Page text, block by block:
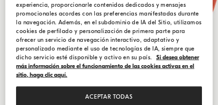
experiencia, proporcionarle contenidos dedicados y mensajes
promocionales acordes con las preferencias manifestadas durante
la navegación. Además, en el subdominio de IA del Sitio, utilizamos
cookies de perfilado y personalización de primera parte para
ofrecer un servicio de navegación interactivo, adaptativo y
personalizado mediante el uso de tecnologías de IA, siempre que
dicho servicio esté disponible y activo en su país.
Si desea obtener
más información sobre el funcionamiento de las cookies activas en el
sitio, haga clic aquí.
ACEPTAR TODAS